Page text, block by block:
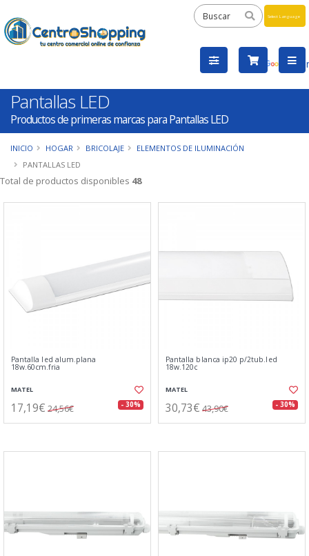
by
Pantallas LED
Productos de primeras marcas para Pantallas LED
INICIO HOGAR BRICOLAJE
ELEMENTOS DE ILUMINACIÓN
PANTALLAS LED
Total de productos disponibles 48
Pantalla led alum.plana
18w.60cm.fria
MATEL
17,19€ 24,56€ - 30%
Pantalla blanca ip20 p/2tub.led
18w.120c
MATEL
30,73€ 43,90€ - 30%